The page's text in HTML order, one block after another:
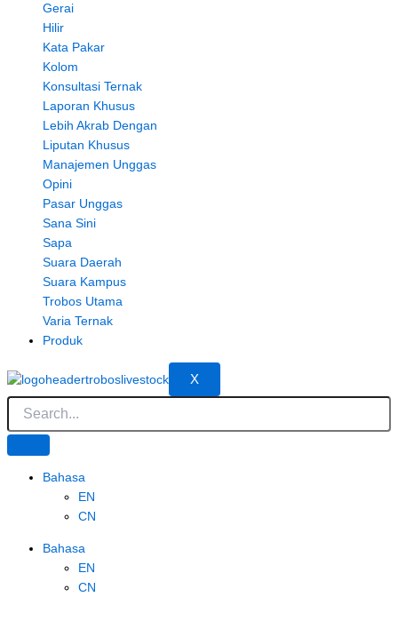
Gerai
Hilir
Kata Pakar
Kolom
Konsultasi Ternak
Laporan Khusus
Lebih Akrab Dengan
Liputan Khusus
Manajemen Unggas
Opini
Pasar Unggas
Sana Sini
Sapa
Suara Daerah
Suara Kampus
Trobos Utama
Varia Ternak
Produk
X
Bahasa
EN
CN
Bahasa
EN
CN